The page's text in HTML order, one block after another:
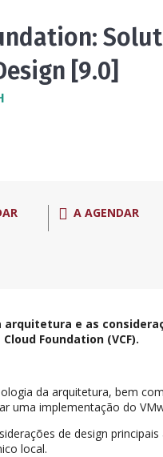
[9.0]
A AGENDAR
arquitetura e as
Foundation (VCF).
da arquitetura, bem
uma implementação do
de design
local.